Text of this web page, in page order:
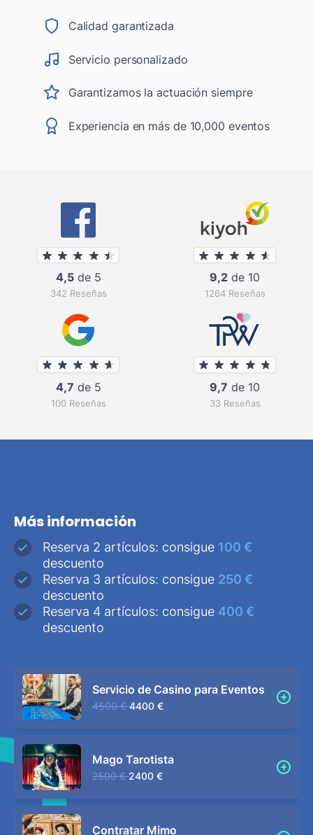
Calidad garantizada
Servicio personalizado
Garantizamos la actuación siempre
Experiencia en más de 10,000 eventos
4,5de 5
342 Reseñas
9,2 de 10
1264 Reseñas
4,7 de 5
100 Reseñas
9,7 de 10
33 Reseñas
Más información
Reserva 2 artículos: consigue 100 €
descuento
Reserva 3 artículos: consigue 250 €
descuento
Reserva 4 artículos: consigue 400 €
descuento
Servicio de Casino para Eventos
4500 € 4400 €
Mago Tarotista
2500 € 2400 €
Contratar Mimo